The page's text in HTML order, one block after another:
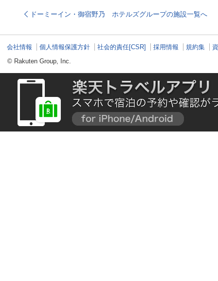
味しさ
ドーミーイン・御宿野乃 ホテルズグループの施設一覧へ
会社情報 個人情報保護方針 社会的責任[CSR] 採用情報 規約集
© Rakuten Group, Inc.